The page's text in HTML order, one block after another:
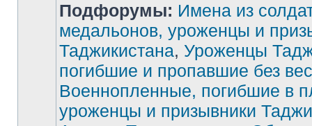
Нет
непрочитанных
сообщений
Подфорумы: Имена из
медальонов, уроженцы и
Таджикистана, Уроженцы
погибшие и пропавшие без
Военнопленные, погибшие в
уроженцы и призывники